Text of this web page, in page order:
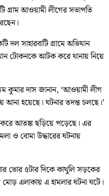
গ্রাম আওয়ামী লীগের সভাপতি
দল সাহারবাটি গ্রামে অভিযান
টোকনকে আটক করে থানায় নিয়ে
কুমার দাস জানান, ‘আওয়ামী লীগ
আনা হয়েছে। ঘটনার তদন্ত চলছে।’
করে আতঙ্ক ছড়িয়ে পড়েছে। এর
ও বোমা উদ্ধারের ঘটনায়
ভোর ৫টার দিকে কাথুলি সড়কের
মোড় এলাকায় এ হামলার ঘটনা ঘটে।